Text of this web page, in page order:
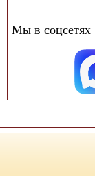
Мы в соцсетях